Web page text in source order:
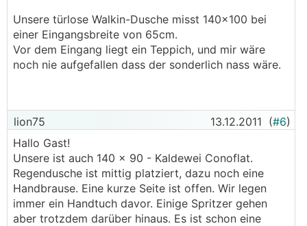
Unsere türlose Walkin-Dusche misst 140x100 bei
einer Eingangsbreite von 65cm.
Vor dem Eingang liegt ein Teppich, und mir wäre
noch nie aufgefallen dass der sonderlich nass wäre.
lion75 13.12.2011 (#6)
Hallo Gast!
Unsere ist auch 140 x 90 - Kaldewei Conoflat.
Regendusche ist mittig platziert, dazu noch eine
Handbrause. Eine kurze Seite ist offen. Wir legen
immer ein Handtuch davor. Einige Spritzer gehen
aber trotzdem darüber hinaus. Es ist schon eine